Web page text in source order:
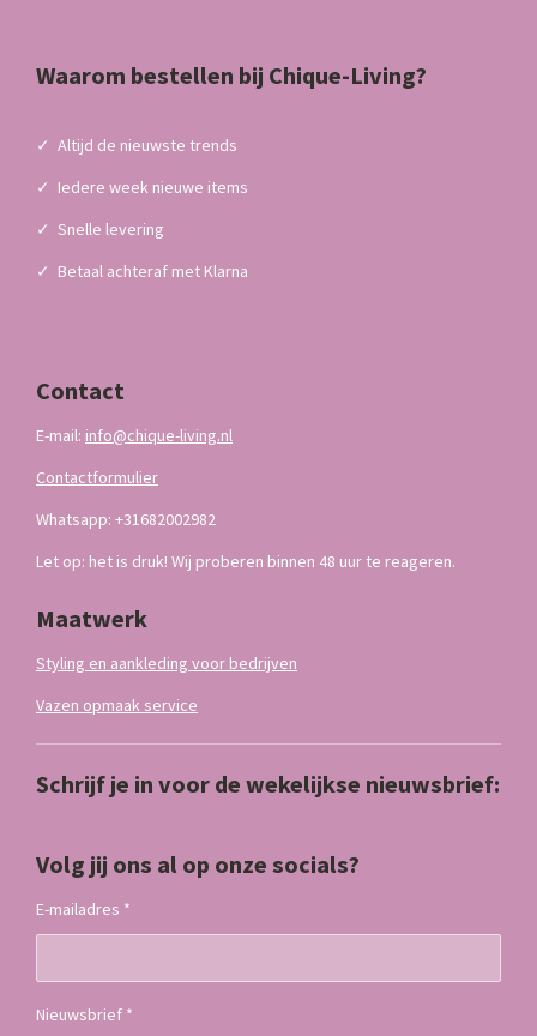
Waarom bestellen bij Chique-Living?
✓ Altijd de nieuwste trends
✓ Iedere week nieuwe items
✓ Snelle levering
✓ Betaal achteraf met Klarna
Contact
E-mail: info@chique-living.nl
Contactformulier
Whatsapp: +31682002982
Let op: het is druk! Wij proberen binnen 48 uur te reageren.
Maatwerk
Styling en aankleding voor bedrijven
Vazen opmaak service
Schrijf je in voor de wekelijkse nieuwsbrief:
Volg jij ons al op onze socials?
E-mailadres *
Nieuwsbrief *